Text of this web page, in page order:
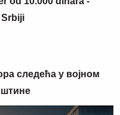
следећа у војном